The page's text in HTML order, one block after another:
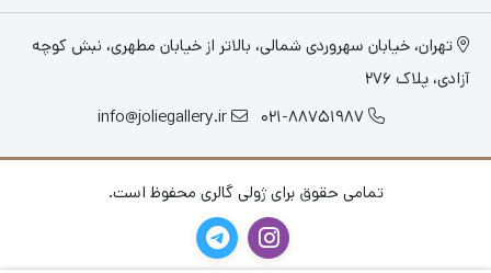
تهران، خیابان سهروردی شمالی، بالاتر از خیابان مطهری، نبش کوچه
آزادی، پلاک 276
021-88751987
info@joliegallery.ir
تمامی حقوق برای ژولی گالری محفوظ است.